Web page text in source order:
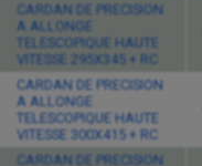
CARDAN DE PRECISION
A ALLONGE
TELESCOPIQUE HAUTE
VITESSE 295X345 + RC
CARDAN DE PRECISION
A ALLONGE
TELESCOPIQUE HAUTE
VITESSE 300X415 + RC
CARDAN DE PRECISION